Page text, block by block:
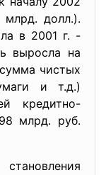
млрд. долл.).
в 2001 г. -
выросла на
чистых
и т.д.)
кредитно-
млрд. руб.